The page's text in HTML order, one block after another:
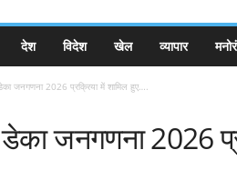
देश विदेश खेल व्यापार
जनगणना 2026 प्रक्रिया में शामिल हुए….
डेका जनगणना 2026